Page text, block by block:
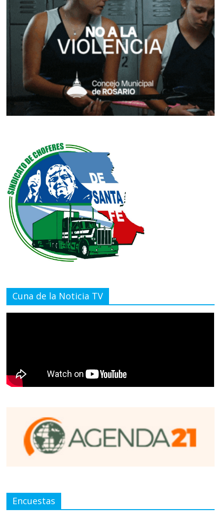
Cuna de la Noticia TV
Encuestas